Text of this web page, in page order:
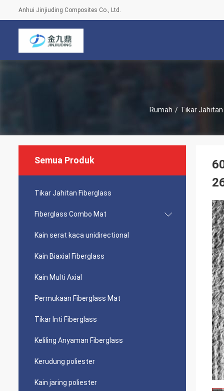
Anhui Jinjiuding Composites Co., Ltd.
Rumah / Tikar
Semua Produk
Tikar Jahitan Fiberglass
Fiberglass Combo Mat
Kain serat kaca unidirectional
Kain Biaxial Fiberglass
Kain Multi Axial
Permukaan Fiberglass Mat
Tikar Inti Fiberglass
Keliling Anyaman Fiberglass
Kerudung poliester
Kain jaring poliester